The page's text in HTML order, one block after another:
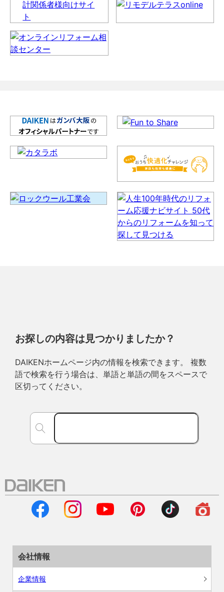
お探しの内容は見つかりましたか？
DAIKENホームページ内の情報を検索できます。 複数
語で検索を行う場合は、単語と単語の間をスペースで
区切ってください。
会社情報
企業情報